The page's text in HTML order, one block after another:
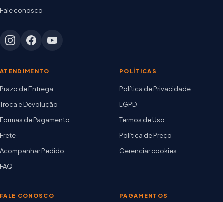
Fale conosco
ATENDIMENTO
Prazo de Entrega
Troca e Devolução
Formas de Pagamento
Frete
Acompanhar Pedido
FAQ
POLÍTICAS
Política de Privacidade
LGPD
Termos de Uso
Política de Preço
Gerenciar cookies
FALE CONOSCO PAGAMENTOS